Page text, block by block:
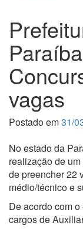
vagas
Postado em31/
No estado da
realização de
de preencher 22
médio/técnico e
De acordo com
cargos de